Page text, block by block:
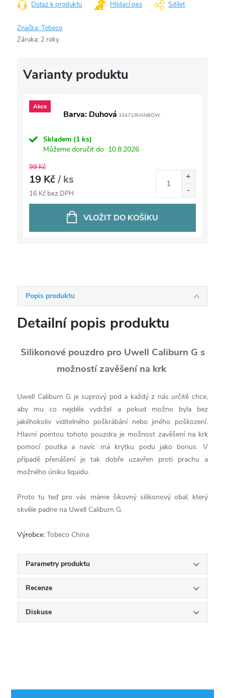
Dotaz k produktu Hlídací pes Sdílet
Značka:Tobeco
Záruka: 2 roky
Akce
Barva: Duhová 33471/RAINBOW
Skladem (1 ks)
Můžeme doručit do 10.8.2026
99 Kč
19 Kč/ ks
16 Kč bez DPH
VLOŽIT DO KOŠÍKU
Popis produktu
Detailní popis produktu
Silikonové pouzdro pro Uwell Caliburn G s
možností zavěšení na krk
Uwell Caliburn G je suprový pod a každý z nás určitě chce,
aby mu co nejdéle vydržel a pokud možno byla bez
jakéhokoliv viditelného poškrábání nebo jiného poškození.
Hlavní pointou tohoto pouzdra je možnost zavěšení na krk
pomocí poutka a navíc má krytku podu jako bonus. V
případě přenášení je tak dobře uzavřen proti prachu a
možného úniku liquidu.
Proto tu teď pro vás máme šikovný silikonový obal, který
skvěle padne na Uwell Caliburn G.
Výrobce: Tobeco China
Parametry produktu
Recenze
Diskuse